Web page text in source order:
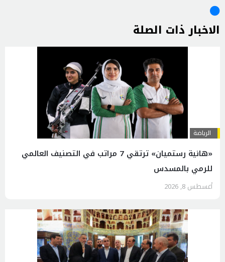
الاخبار ذات الصلة
الرياضة
«هانية رستميان» ترتقي 7 مراتب في التصنيف العالمي
للرمي بالمسدس
أغسطس 8, 2026